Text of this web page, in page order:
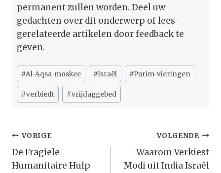
permanent zullen worden. Deel uw
gedachten over dit onderwerp of lees
gerelateerde artikelen door feedback te
geven.
Bericht
tags:
#Al-Aqsa-moskee #Israël #Purim-vieringen
#verbiedt #vrijdaggebed
Bericht
Navigatie
VORIGE
De Fragiele
Humanitaire Hulp
VOLGENDE
Waarom Verkiest
Modi uit India Israël